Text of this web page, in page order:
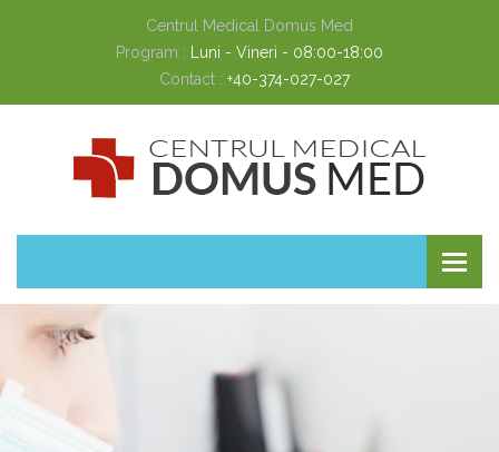
Centrul Medical Domus Med
Program :
Luni - Vineri - 08:00-18:00
Contact : +40-374-027-027